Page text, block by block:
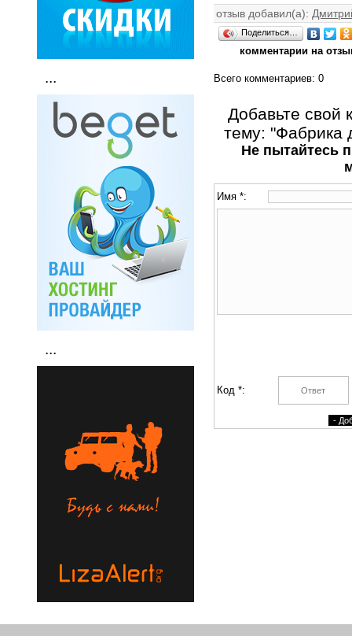
...
...
отзыв добавил(а):
Поделиться…
комментарии на
Всего комментариев: 0
Добавьте свой
тему: "Фабрика
Не пытайтесь
Имя *:
Код *: